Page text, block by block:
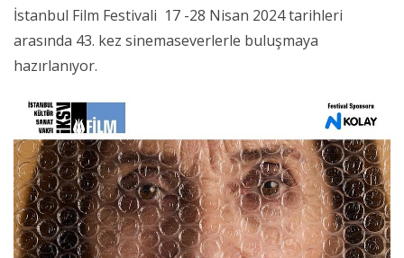
İstanbul Film Festivali 17 -28 Nisan 2024 tarihleri
arasında 43. kez sinemaseverlerle buluşmaya
hazırlanıyor.